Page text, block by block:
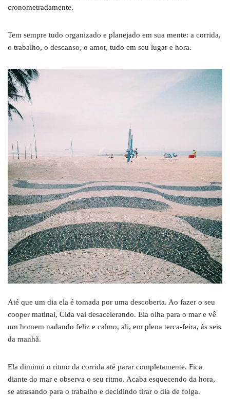
cronometradamente.
Tem sempre tudo organizado e planejado em sua mente: a corrida,
o trabalho, o descanso, o amor, tudo em seu lugar e hora.
Até que um dia ela é tomada por uma descoberta. Ao fazer o seu
cooper matinal, Cida vai desacelerando. Ela olha para o mar e vê
um homem nadando feliz e calmo, ali, em plena terca-feira, às seis
da manhã.
Ela diminui o ritmo da corrida até parar completamente. Fica
diante do mar e observa o seu ritmo. Acaba esquecendo da hora,
se atrasando para o trabalho e decidindo tirar o dia de folga.